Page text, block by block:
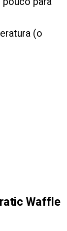
(o
Waffle